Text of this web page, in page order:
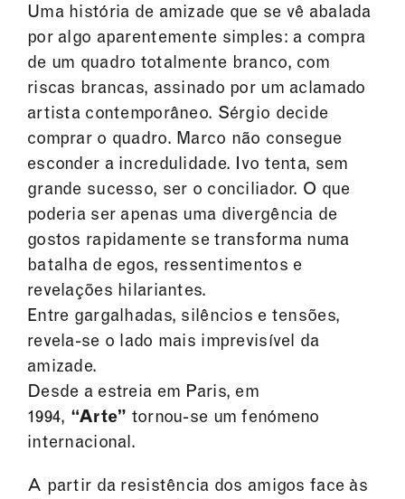
Uma história de amizade que se vê abalada
por algo aparentemente simples: a compra
de um quadro totalmente branco, com
riscas brancas, assinado por um aclamado
artista contemporâneo. Sérgio decide
comprar o quadro. Marco não consegue
esconder a incredulidade. Ivo tenta, sem
grande sucesso, ser o conciliador. O que
poderia ser apenas uma divergência de
gostos rapidamente se transforma numa
batalha de egos, ressentimentos e
revelações hilariantes.
Entre gargalhadas, silêncios e tensões,
revela-se o lado mais imprevisível da
amizade.
Desde a estreia em Paris, em
1994, “Arte” tornou-se um fenómeno
internacional.
A partir da resistência dos amigos face às